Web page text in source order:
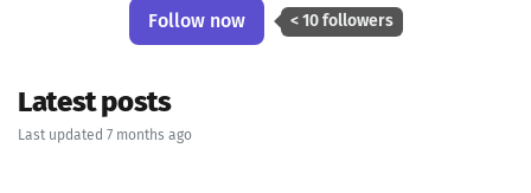
Follow now < 10 followers
Latest posts
Last updated 7 months ago